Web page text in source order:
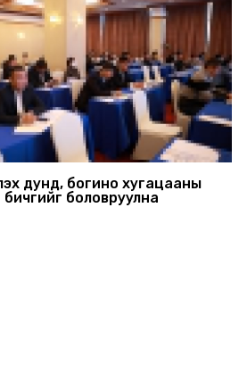
дунд, богино хугацааны
боловруулна